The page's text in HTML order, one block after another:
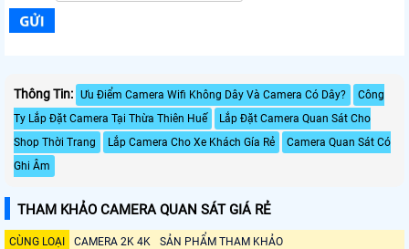
Thông Tin: Ưu Điểm Camera Wifi Không Dây Và Camera Có Dây?
Công
Ty Lắp Đặt Camera Tại Thừa Thiên Huế
Lắp Đặt Camera Quan Sát Cho
Shop Thời Trang
Lắp Camera Cho Xe Khách Gía Rẻ
Camera Quan Sát Có
Ghi Âm
THAM KHẢO CAMERA QUAN SÁT GIÁ RẺ
CÙNG LOẠI CAMERA 2K 4K SẢN PHẨM THAM KHẢO